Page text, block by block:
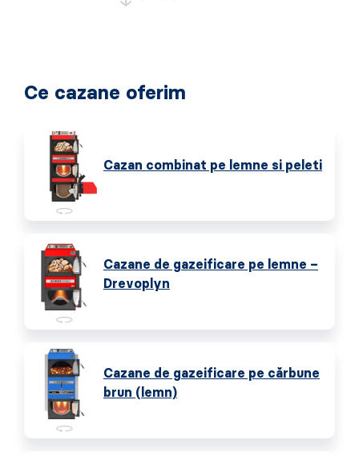
Ce cazane oferim
Cazan combinat pe lemne si peleti
Cazane de gazeificare pe lemne –
Drevoplyn
Cazane de gazeificare pe cărbune
brun (lemn)